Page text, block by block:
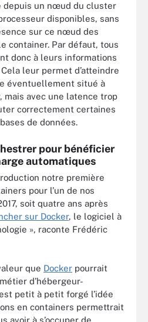
depuis un nœud du cluster
disponibles, sans
sur ce nœud des
container. Par défaut, tous
donc à leurs informations
leur permet d’atteindre
éventuellement situé à
mais avec une latence trop
correctement certaines
de données.
pour bénéficier
automatiques
notre première
pour l’un de nos
soit quatre ans après
sur Docker, le logiciel à
», raconte Frédéric
que Docker pourrait
d’hébergeur-
petit à petit forgé l’idée
en containers permettrait
avoir à s’occuper de